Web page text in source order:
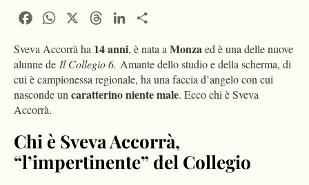
FacebookWhatsApp ThreadsLinkedIn
Sveva Accorrà ha 14 anni, è nata aMonzaed è una delle nuove
alunne de Il Collegio 6. Amante dello studio e della scherma, di
cui è campionessa regionale, ha una faccia d’angelo con cui
nasconde uncaratterino niente male. Ecco chi è Sveva
Accorrà.
Chi è Sveva Accorrà,
“l’impertinente” del Collegio